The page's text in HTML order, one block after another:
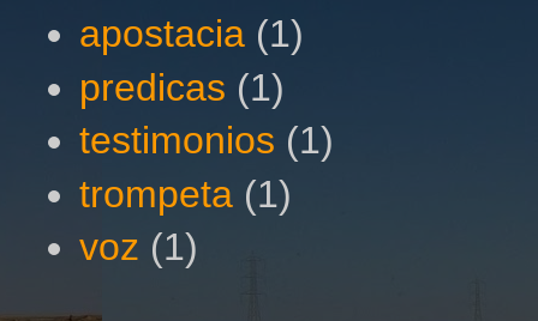
apostacia (1)
predicas (1)
testimonios (1)
trompeta (1)
voz (1)